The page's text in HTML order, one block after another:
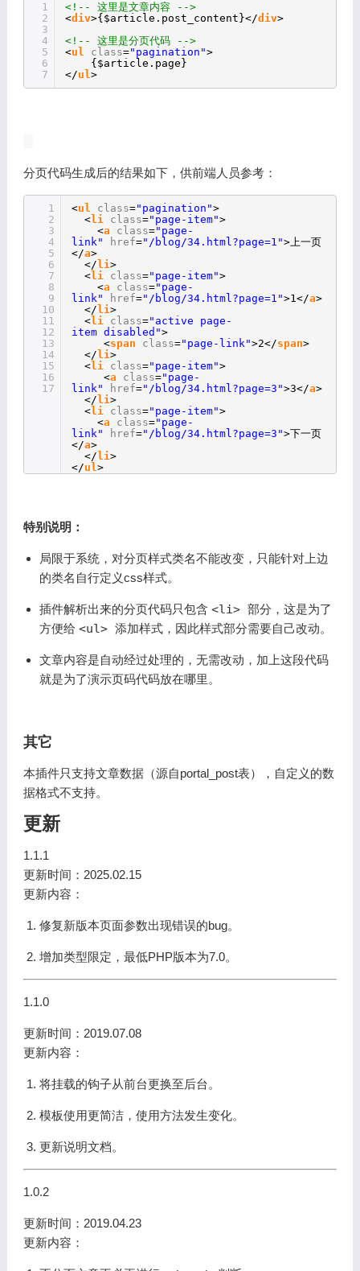
1
2
3
4
5
6
7
<!-- 这里是文章内容 -->
<div>{$article.post_content}</div>
<!-- 这里是分页代码 -->
<ul class="pagination">
{$article.page}
</ul>
分页代码生成后的结果如下，供前端人员参考：
1
2
3
4
5
6
7
8
9
10
11
12
13
14
15
16
17
<ul class="pagination">
<li class="page-item">
<a class="page-
link"
href="/blog/34.html?page=1">上一页
</a>
</ li>
<li class="page-item">
<a class="page-
link"
href="/blog/34.html?page=1">1</a>
</ li>
<li class="active page-
item disabled">
<span class="page-link">2</span>
</ li>
<li class="page-item">
<a class="page-
link"
href="/blog/34.html?page=3">3</a>
</ li>
<li class="page-item">
<a class="page-
link"
href="/blog/34.html?page=3">下一页
</a>
</ li>
</ul>
特别说明：
局限于系统，对分页样式类名不能改变，只能针对上边
的类名自行定义css样式。
插件解析出来的分页代码只包含 <li> 部分，这是为了
方便给 <ul> 添加样式，因此样式部分需要自己改动。
文章内容是自动经过处理的，无需改动，加上这段代码
就是为了演示页码代码放在哪里。
其它
本插件只支持文章数据（源自portal_post表），自定义的数
据格式不支持。
更新
1.1.1
更新时间：2025.02.15
更新内容：
修复新版本页面参数出现错误的bug。
增加类型限定，最低PHP版本为7.0。
1.1.0
更新时间：2019.07.08
更新内容：
将挂载的钩子从前台更换至后台。
模板使用更简洁，使用方法发生变化。
更新说明文档。
1.0.2
更新时间：2019.04.23
更新内容：